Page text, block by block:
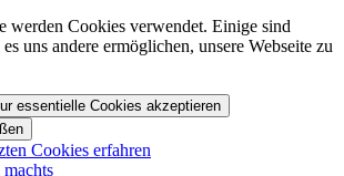
werden Cookies verwendet. Einige sind
uns andere ermöglichen, unsere Webseite zu
essentielle Cookies akzeptieren
Cookies erfahren